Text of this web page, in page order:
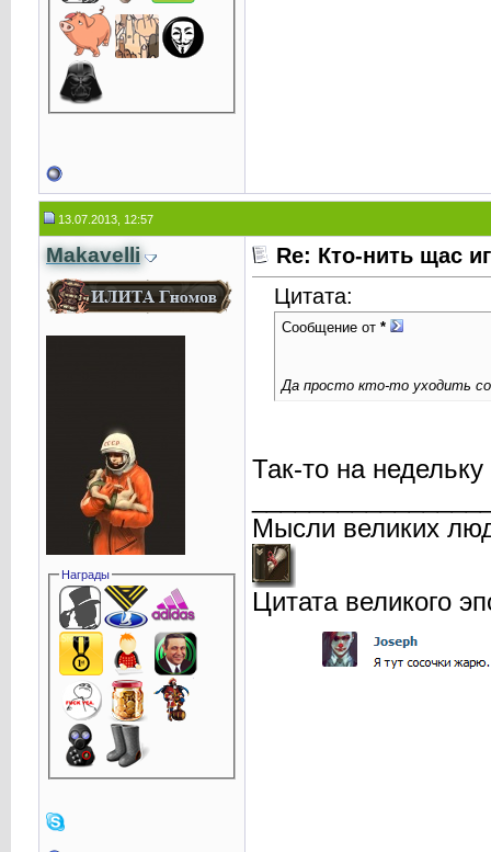
13.07.2013, 12:57
Makavelli
Награды
Re: Кто-нить щас
Цитата:
Сообщение от *
Да просто кто-то уходить
Так-то на
Мысли великих
Цитата великого